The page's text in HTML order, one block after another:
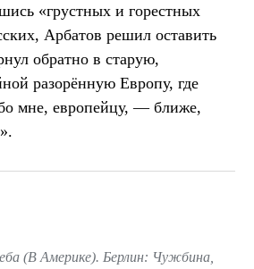
«грустных и горестных
Арбатов решил оставить
обратно в старую,
разорённую Европу, где
мне, европейцу, — ближе,
(В Америке). Берлин: Чужбина,